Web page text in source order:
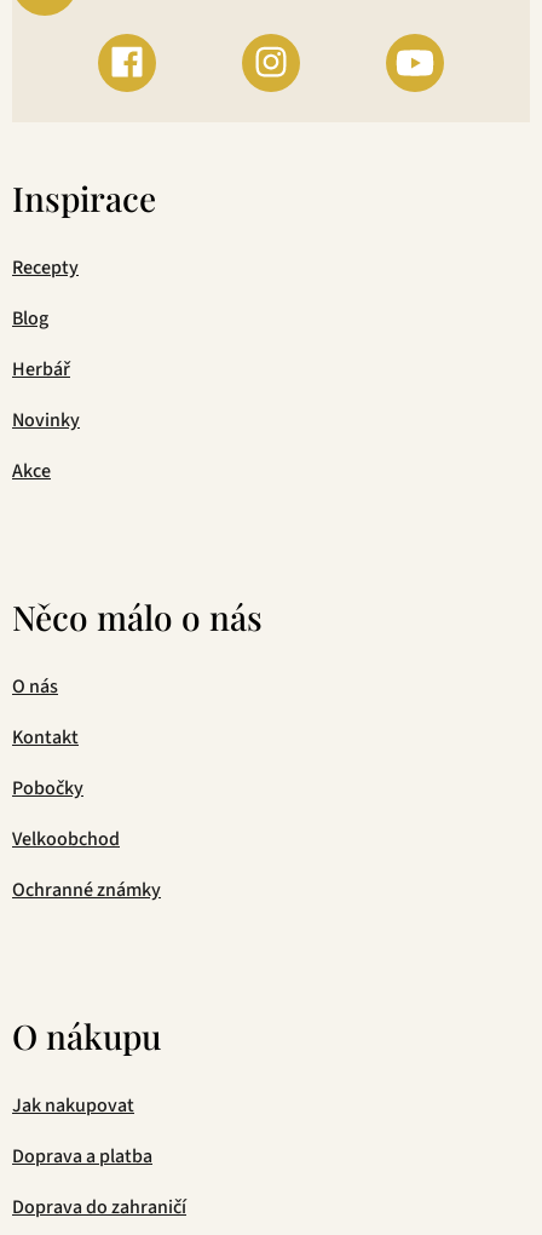
Inspirace
Recepty
Blog
Herbář
Novinky
Akce
Něco málo o nás
O nás
Kontakt
Pobočky
Velkoobchod
Ochranné známky
O nákupu
Jak nakupovat
Doprava a platba
Doprava do zahraničí